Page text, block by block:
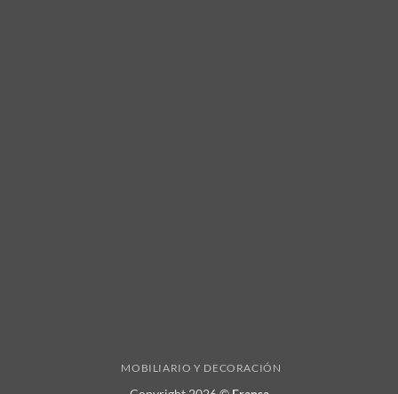
MOBILIARIO Y DECORACIÓN